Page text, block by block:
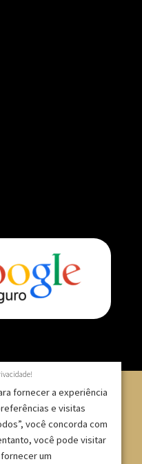
| Rua Serra de
Paulo/SP – CNPJ:
fornecer a experiência
e visitas
você concorda com
você pode visitar
um